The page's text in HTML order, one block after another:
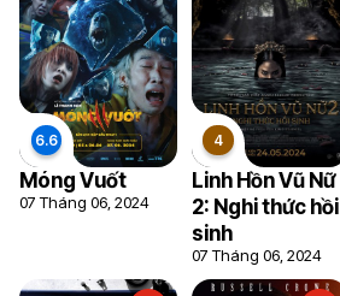
Móng Vuốt
07 Tháng 06, 2024
Linh Hồn Vũ Nữ
2: Nghi thức hồi
sinh
07 Tháng 06, 2024